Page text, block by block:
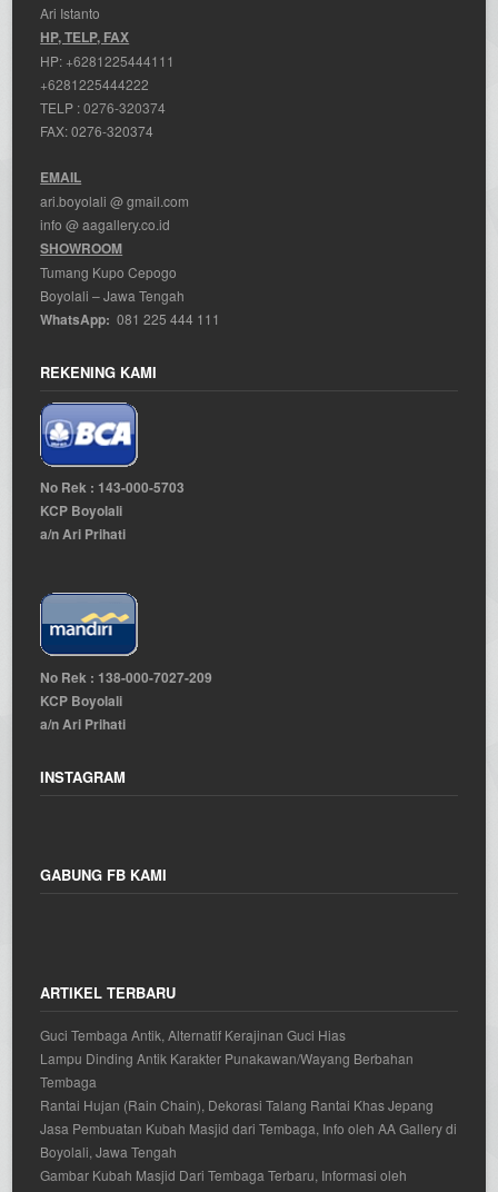
Ari Istanto
HP, TELP, FAX
HP: +6281225444111
+6281225444222
TELP :0276-320374
FAX: 0276-320374
EMAIL
ari.boyolali @ gmail.com
info @ aagallery.co.id
SHOWROOM
Tumang Kupo Cepogo
Boyolali – Jawa Tengah
WhatsApp: 081 225 444 111
REKENING KAMI
No Rek : 143-000-5703
KCP Boyolali
a/n Ari Prihati
No Rek : 138-000-7027-209
KCP Boyolali
a/n Ari Prihati
INSTAGRAM
GABUNG FB KAMI
ARTIKEL TERBARU
Guci Tembaga Antik, Alternatif Kerajinan Guci Hias
Lampu Dinding Antik Karakter Punakawan/Wayang Berbahan
Tembaga
Rantai Hujan (Rain Chain), Dekorasi Talang Rantai Khas Jepang
Jasa Pembuatan Kubah Masjid dari Tembaga, Info oleh AA Gallery di
Boyolali, Jawa Tengah
Gambar Kubah Masjid Dari Tembaga Terbaru, Informasi oleh